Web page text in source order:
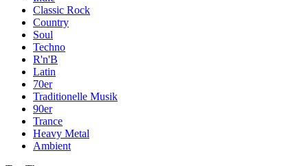
Classic Rock
Country
Soul
Techno
R'n'B
Latin
70er
Traditionelle Musik
90er
Trance
Heavy Metal
Ambient